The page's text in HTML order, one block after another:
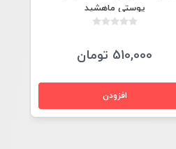
پوستی ماهشید
510,000 تومان